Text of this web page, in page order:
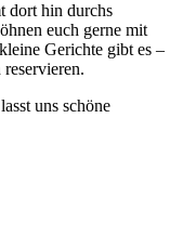
dort hin durchs
euch gerne mit
Gerichte gibt es –
uns schöne